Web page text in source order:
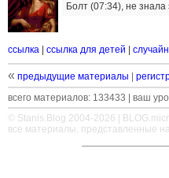
Болт (07:34), не знала
ссылка ссылка для детей
« предыдущие материалы
всего материалов: 133433 | ваш
© Stanis.Blog 2004-2026 |
все материалы, представленные
———————